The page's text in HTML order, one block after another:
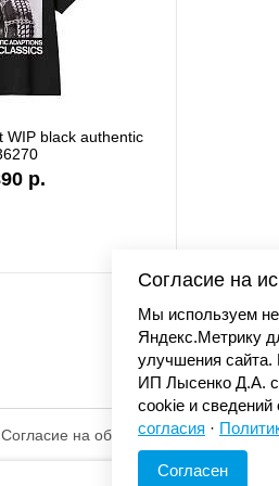
Футболка Carhartt WIP stone
©
Согласие на обработку
Согласие на
Мы используем
Яндекс.Метрику
улучшения
ИП Лысенко Д.А.
cookie и сведений
согласия ·
Согласен